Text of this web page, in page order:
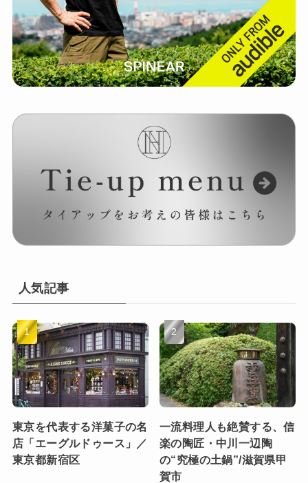
人気記事
東京を代表する洋菓子の名
店「エーグルドゥース」／
東京都新宿区
一流料理人も絶賛する、信
楽の陶匠・中川一辺陶
の“究極の土鍋”/滋賀県甲
賀市